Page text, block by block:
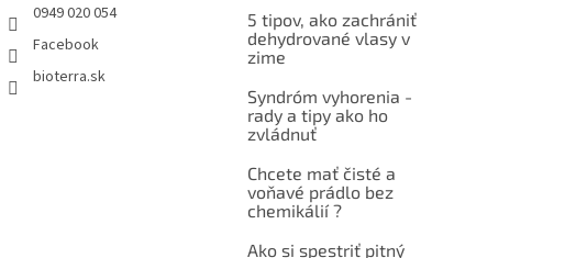
0949 020 054
Facebook
bioterra.sk
5 tipov, ako zachrániť
dehydrované vlasy v
zime
Syndróm vyhorenia -
rady a tipy ako ho
zvládnuť
Chcete mať čisté a
voňavé prádlo bez
chemikálií ?
Ako si spestriť pitný